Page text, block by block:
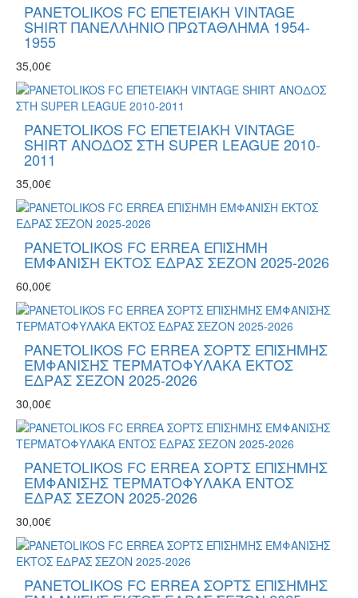
PANETOLIKOS FC ΕΠΕΤΕΙΑΚΗ VINTAGE
SHIRT ΠΑΝΕΛΛΗΝΙΟ ΠΡΩΤΑΘΛΗΜΑ 1954-
1955
35,00€
PANETOLIKOS FC ΕΠΕΤΕΙΑΚΗ VINTAGE
SHIRT ΑΝΟΔΟΣ ΣΤΗ SUPER LEAGUE 2010-
2011
35,00€
PANETOLIKOS FC ERREA ΕΠΙΣΗΜΗ
ΕΜΦΑΝΙΣΗ ΕΚΤΟΣ ΕΔΡΑΣ ΣΕΖΟΝ 2025-2026
60,00€
PANETOLIKOS FC ERREA ΣΟΡΤΣ ΕΠΙΣΗΜΗΣ
ΕΜΦΑΝΙΣΗΣ ΤΕΡΜΑΤΟΦΥΛΑΚΑ ΕΚΤΟΣ
ΕΔΡΑΣ ΣΕΖΟΝ 2025-2026
30,00€
PANETOLIKOS FC ERREA ΣΟΡΤΣ ΕΠΙΣΗΜΗΣ
ΕΜΦΑΝΙΣΗΣ ΤΕΡΜΑΤΟΦΥΛΑΚΑ ΕNΤΟΣ
ΕΔΡΑΣ ΣΕΖΟΝ 2025-2026
30,00€
PANETOLIKOS FC ERREA ΣΟΡΤΣ ΕΠΙΣΗΜΗΣ